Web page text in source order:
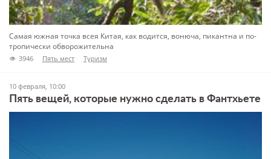
Самая южная точка всея Китая, как водится, вонюча, пикантна и по-
тропически обворожительна
3946 Пять мест Туризм
10 февраля, 10:00
Пять вещей, которые нужно сделать в Фантхьете